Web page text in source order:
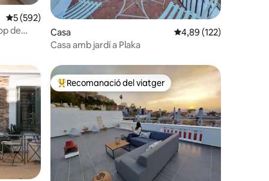
5 de puntuació mitjana d'un total de 5; 592 avaluacions
5 (592)
de
Casa 4,89 de puntuació
4,89 (122)
Casa amb jardí a Plaka
Principals recomanacions dels viatgers
Recomanació del viatger